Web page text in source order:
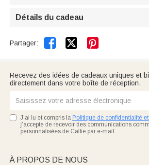
Détails du cadeau
Partager:  
Recevez des idées de cadeaux uniques et
directement dans votre boîte de réception.
J’ai lu et compris la Politique de confidentialité
j’accepte de recevoir des communications
personnalisées de Callie par e-mail.
À PROPOS DE NOUS